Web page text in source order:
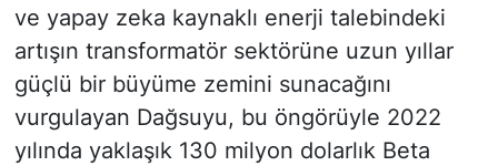
ve yapay zeka kaynaklı enerji talebindeki
artışın transformatör sektörüne uzun yıllar
güçlü bir büyüme zemini sunacağını
vurgulayan Dağsuyu, bu öngörüyle 2022
yılında yaklaşık 130 milyon dolarlık Beta